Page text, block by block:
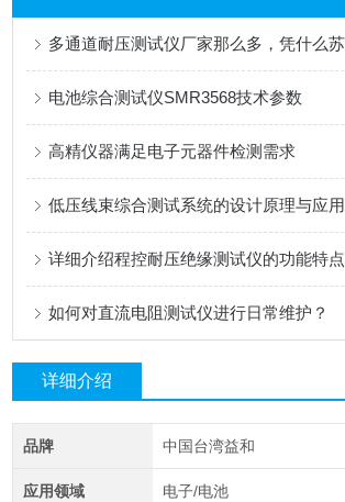
电池综合测试仪SMR3568技术参数
高精仪器满足电子元器件检测需求
低压线束综合测试系统的设计原理与应用
详细介绍程控耐压绝缘测试仪的功能特点
如何对直流电阻测试仪进行日常维护？
详细介绍
品牌 中国台湾益和
应用领域 电子/电池